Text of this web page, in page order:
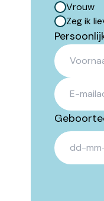
Vrouw
Zeg ik